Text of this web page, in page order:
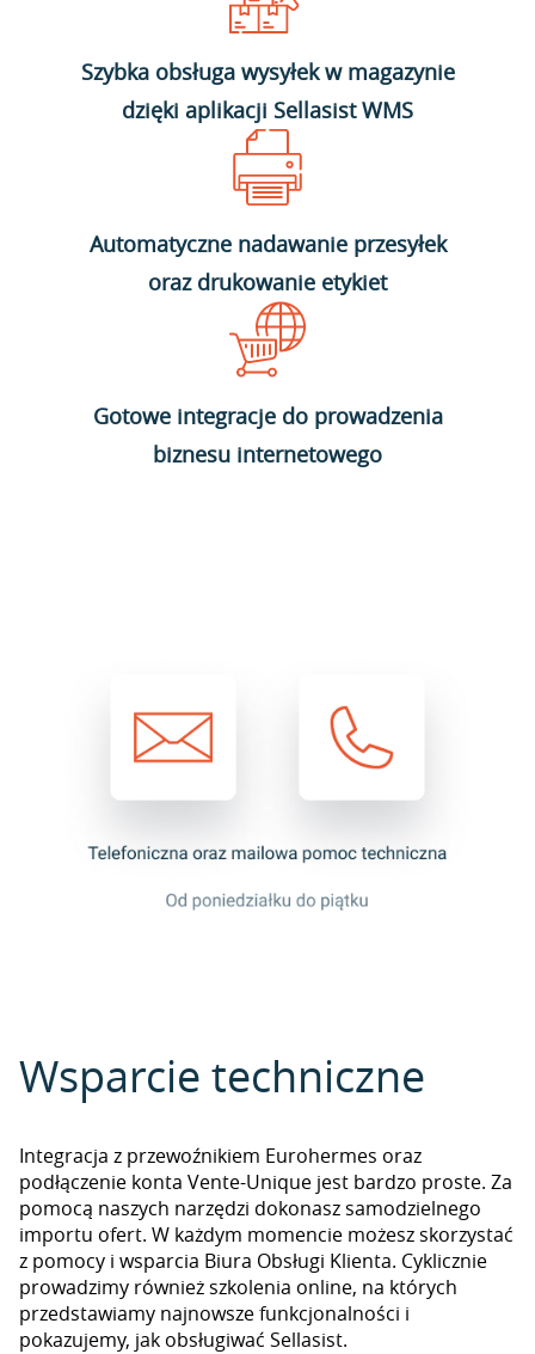
Szybka obsługa wysyłek w magazynie
dzięki aplikacji Sellasist WMS
Automatyczne nadawanie przesyłek
oraz drukowanie etykiet
Gotowe integracje do prowadzenia
biznesu internetowego
Wsparcie techniczne
Integracja z przewoźnikiem Eurohermes oraz
podłączenie konta Vente-Unique jest bardzo proste. Za
pomocą naszych narzędzi dokonasz samodzielnego
importu ofert. W każdym momencie możesz skorzystać
z pomocy i wsparcia Biura Obsługi Klienta. Cyklicznie
prowadzimy również szkolenia online, na których
przedstawiamy najnowsze funkcjonalności i
pokazujemy, jak obsługiwać Sellasist.